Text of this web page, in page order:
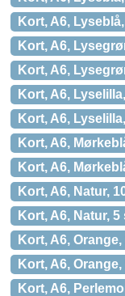
Kort, A6,
Kort, A6,
Kort, A6,
Kort, A6,
Kort, A6,
Kort, A6,
Kort, A6,
Kort, A6, Natur,
Kort, A6, Natur,
Kort, A6,
Kort, A6,
Kort, A6,